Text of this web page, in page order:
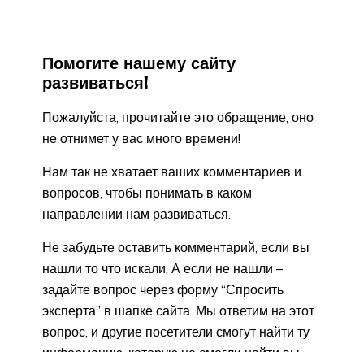
Помогите нашему сайту
развиваться!
Пожалуйста, прочитайте это обращение, оно
не отнимет у вас много времени!
Нам так не хватает ваших комментариев и
вопросов, чтобы понимать в каком
направлении нам развиваться.
Не забудьте оставить комментарий, если вы
нашли то что искали. А если не нашли –
задайте вопрос через форму “Спросить
эксперта” в шапке сайта. Мы ответим на этот
вопрос, и другие посетители смогут найти ту